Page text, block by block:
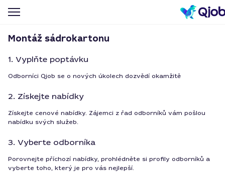
Montáž sádrokartonu
1. Vyplňte poptávku
Odborníci Qjob se o nových úkolech dozvědí okamžitě
2. Získejte nabídky
Získejte cenové nabídky. Zájemci z řad odborníků vám pošlou
nabídku svých služeb.
3. Vyberte odborníka
Porovnejte příchozí nabídky, prohlédněte si profily odborníků a
vyberte toho, který je pro vás nejlepší.